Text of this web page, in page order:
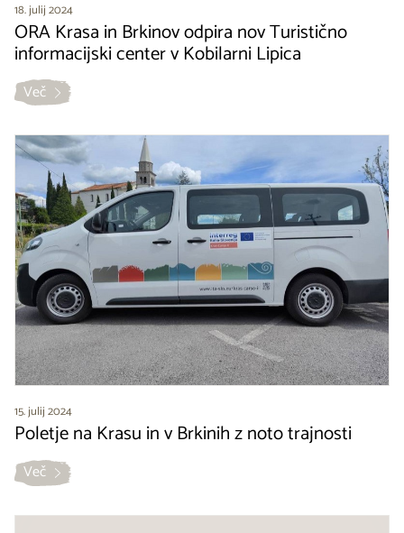
18. julij 2024
ORA Krasa in Brkinov odpira nov Turistično
informacijski center v Kobilarni Lipica
Več
15. julij 2024
Poletje na Krasu in v Brkinih z noto trajnosti
Več